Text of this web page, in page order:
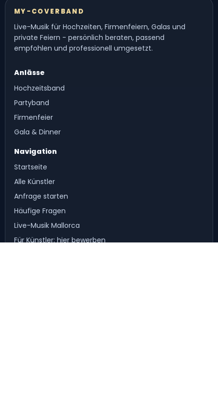
MY-COVERBAND
Live-Musik für Hochzeiten, Firmenfeiern, Galas und
private Feiern - persönlich beraten, passend
empfohlen und professionell umgesetzt.
Anlässe
Hochzeitsband
Partyband
Firmenfeier
Gala & Dinner
Navigation
Startseite
Alle Künstler
Anfrage starten
Häufige Fragen
Live-Musik Mallorca
Für Künstler: hier bewerben